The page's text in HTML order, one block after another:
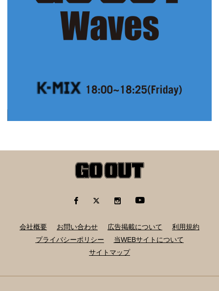
会社概要 お問い合わせ 広告掲載について
利用規約
プライバシーポリシー
当WEBサイトについて
サイトマップ